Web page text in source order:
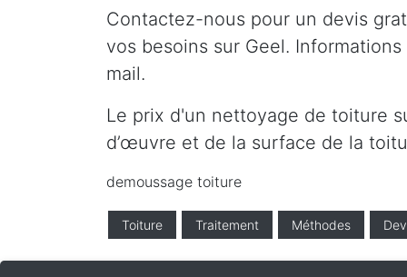
Contactez-nous pour un devis
vos besoins sur Geel.
mail.
Le prix d'un nettoyage de toiture
d’œuvre et de la surface de la
demoussage toiture
Toiture Traitement Méthodes